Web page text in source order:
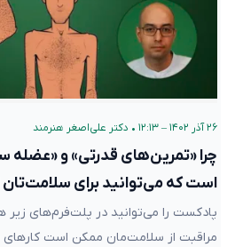
۲۶ آذر ۱۴۰۲ – ۱۲:۱۳ • دکتر علی‌اصغر هنرمند
چرا «تمرین‌های قدرتی» و «عضله
است که می‌توانید برای
پادکست را می‌توانید در پلت‌فرم‌های
مراقبت از سلامت‌مان ممکن است کارهای